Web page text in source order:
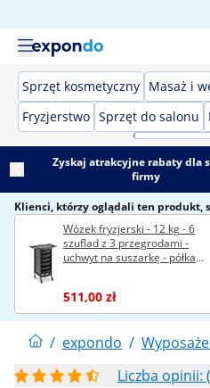
Sprzęt kosmetyczny Masaż i
Fryzjerstwo Sprzęt do salonu
Zyskaj atrakcyjne rabaty dla
firmy
Klienci, którzy oglądali ten produkt,
Wózek fryzjerski - 12 kg - 6
szuflad z 3 przegrodami -
uchwyt na suszarkę - półka
511,00 zł
/ expondo /
Liczba opinii: